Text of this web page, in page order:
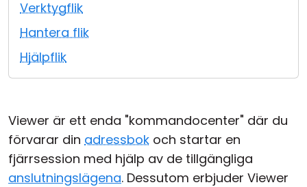
Verktygflik
Hantera flik
Hjälpflik
Viewer är ett enda "kommandocenter" där du
förvarar din adressbok och startar en
fjärrsession med hjälp av de tillgängliga
anslutningslägena. Dessutom erbjuder Viewer
Moln & Lokal installation